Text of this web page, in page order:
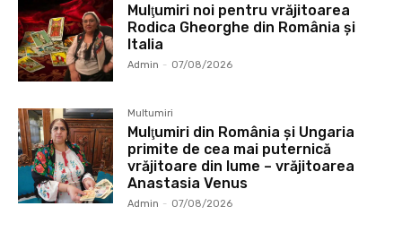
Mulţumiri noi pentru vrăjitoarea
Rodica Gheorghe din România și
Italia
Admin - 07/08/2026
Multumiri
Mulţumiri din România și Ungaria
primite de cea mai puternică
vrăjitoare din lume – vrăjitoarea
Anastasia Venus
Admin - 07/08/2026